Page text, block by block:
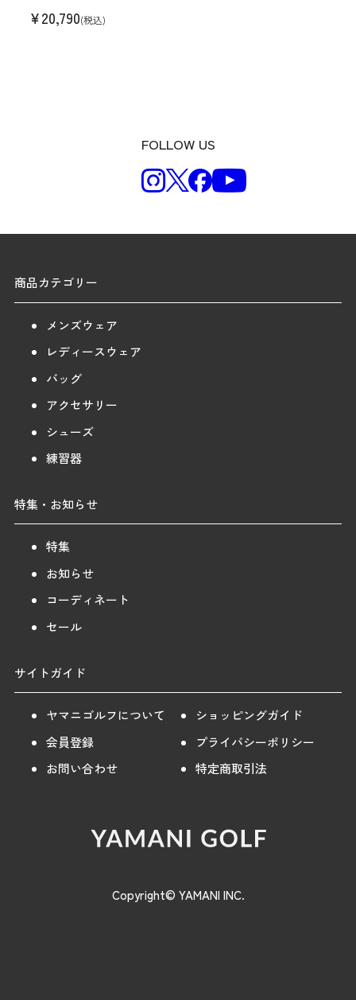
¥20,790(税込)
FOLLOW US
商品カテゴリー
メンズウェア
レディースウェア
バッグ
アクセサリー
シューズ
練習器
特集・お知らせ
特集
お知らせ
コーディネート
セール
サイトガイド
ヤマニゴルフについて
ショッピングガイド
会員登録
プライバシーポリシー
お問い合わせ
特定商取引法
Copyright© YAMANI INC.